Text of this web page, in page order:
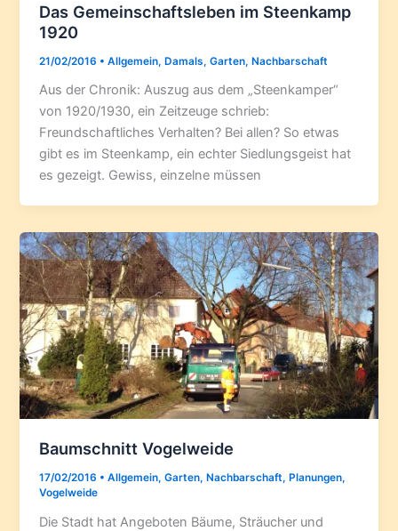
Das Gemeinschaftsleben im Steenkamp
1920
21/02/2016 •Allgemein,Damals,Garten,Nachbarschaft
Aus der Chronik: Auszug aus dem „Steenkamper“
von 1920/1930, ein Zeitzeuge schrieb:
Freundschaftliches Verhalten? Bei allen? So etwas
gibt es im Steenkamp, ein echter Siedlungsgeist hat
es gezeigt. Gewiss, einzelne müssen
Baumschnitt Vogelweide
17/02/2016 •Allgemein,Garten,Nachbarschaft,Planungen,
Vogelweide
Die Stadt hat Angeboten Bäume, Sträucher und